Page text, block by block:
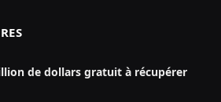
de dollars gratuit à récupérer